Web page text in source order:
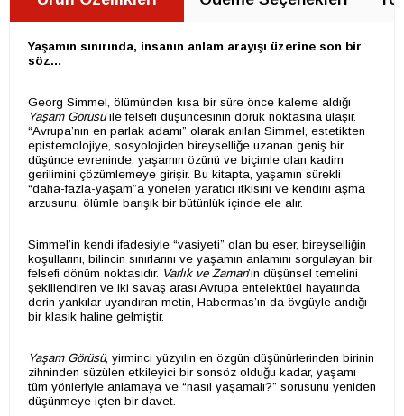
Yaşamın sınırında, insanın anlam arayışı üzerine son bir
söz…
Georg Simmel, ölümünden kısa bir süre önce kaleme aldığı
Yaşam Görüsüile felsefi düşüncesinin doruk noktasına ulaşır.
“Avrupa’nın en parlak adamı” olarak anılan Simmel, estetikten
epistemolojiye, sosyolojiden bireyselliğe uzanan geniş bir
düşünce evreninde, yaşamın özünü ve biçimle olan kadim
gerilimini çözümlemeye girişir. Bu kitapta, yaşamın sürekli
“daha-fazla-yaşam”a yönelen yaratıcı itkisini ve kendini aşma
arzusunu, ölümle barışık bir bütünlük içinde ele alır.
Simmel’in kendi ifadesiyle “vasiyeti” olan bu eser, bireyselliğin
koşullarını, bilincin sınırlarını ve yaşamın anlamını sorgulayan bir
felsefi dönüm noktasıdır. Varlık ve Zaman’ın düşünsel temelini
şekillendiren ve iki savaş arası Avrupa entelektüel hayatında
derin yankılar uyandıran metin, Habermas’ın da övgüyle andığı
bir klasik haline gelmiştir.
Yaşam Görüsü, yirminci yüzyılın en özgün düşünürlerinden birinin
zihninden süzülen etkileyici bir sonsöz olduğu kadar, yaşamı
tüm yönleriyle anlamaya ve “nasıl yaşamalı?” sorusunu yeniden
düşünmeye içten bir davet.